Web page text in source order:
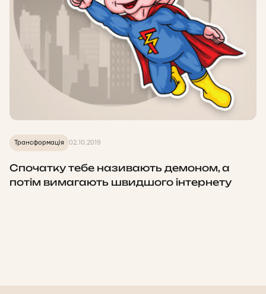
Трансформація 02.10.2019
Спочатку тебе називають демоном, а
потім вимагають швидшого інтернету